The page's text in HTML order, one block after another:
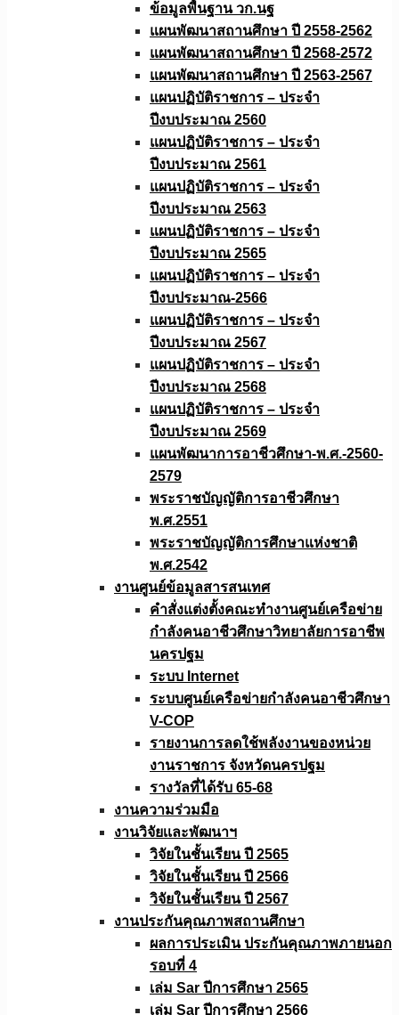
ข้อมูลพื้นฐาน วก.นฐ
แผนพัฒนาสถานศึกษา ปี 2558-2562
แผนพัฒนาสถานศึกษา ปี 2568-2572
แผนพัฒนาสถานศึกษา ปี 2563-2567
แผนปฏิบัติราชการ – ประจำ
ปีงบประมาณ 2560
แผนปฏิบัติราชการ – ประจำ
ปีงบประมาณ 2561
แผนปฏิบัติราชการ – ประจำ
ปีงบประมาณ 2563
แผนปฏิบัติราชการ – ประจำ
ปีงบประมาณ 2565
แผนปฏิบัติราชการ – ประจำ
ปีงบประมาณ-2566
แผนปฏิบัติราชการ – ประจำ
ปีงบประมาณ 2567
แผนปฏิบัติราชการ – ประจำ
ปีงบประมาณ 2568
แผนปฏิบัติราชการ – ประจำ
ปีงบประมาณ 2569
แผนพัฒนาการอาชีวศึกษา-พ.ศ.-2560-
2579
พระราชบัญญัติการอาชีวศึกษา
พ.ศ.2551
พระราชบัญญัติการศึกษาแห่งชาติ
พ.ศ.2542
งานศูนย์ข้อมูลสารสนเทศ
คำสั่งแต่งตั้งคณะทำงานศูนย์เครือข่าย
กำลังคนอาชีวศึกษาวิทยาลัยการอาชีพ
นครปฐม
ระบบ Internet
ระบบศูนย์เครือข่ายกำลังคนอาชีวศึกษา
V-COP
รายงานการลดใช้พลังงานของหน่วย
งานราชการ จังหวัดนครปฐม
รางวัลที่ได้รับ 65-68
งานความร่วมมือ
งานวิจัยเเละพัฒนาฯ
วิจัยในชั้นเรียน ปี 2565
วิจัยในชั้นเรียน ปี 2566
วิจัยในชั้นเรียน ปี 2567
งานประกันคุณภาพสถานศึกษา
ผลการประเมิน ประกันคุณภาพภายนอก
รอบที่ 4
เล่ม Sar ปีการศึกษา 2565
เล่ม Sar ปีการศึกษา 2566